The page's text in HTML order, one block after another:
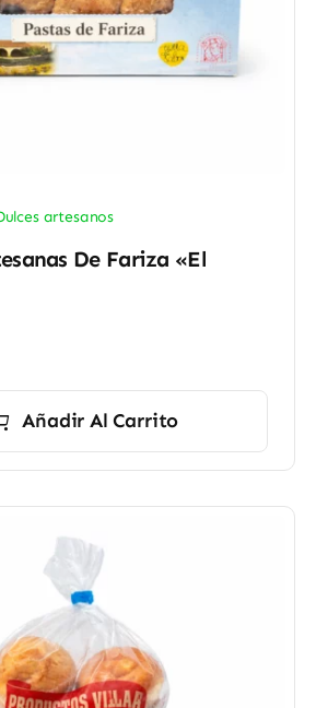
artesanos
De Fariza «El
Añadir Al Carrito